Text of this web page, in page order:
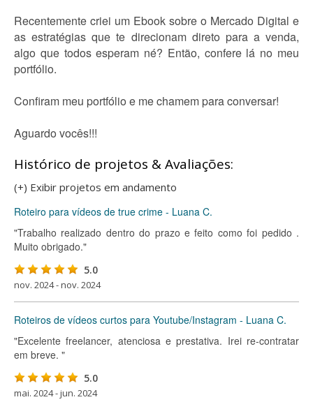
Recentemente criei um Ebook sobre o Mercado Digital e
as estratégias que te direcionam direto para a venda,
algo que todos esperam né? Então, confere lá no meu
portfólio.
Confiram meu portfólio e me chamem para conversar!
Aguardo vocês!!!
Histórico de projetos & Avaliações:
(+) Exibir projetos em andamento
Roteiro para vídeos de true crime - Luana C.
"Trabalho realizado dentro do prazo e feito como foi pedido .
Muito obrigado."
5.0
nov. 2024 - nov. 2024
Roteiros de vídeos curtos para Youtube/Instagram - Luana C.
"Excelente freelancer, atenciosa e prestativa. Irei re-contratar
em breve. "
5.0
mai. 2024 - jun. 2024